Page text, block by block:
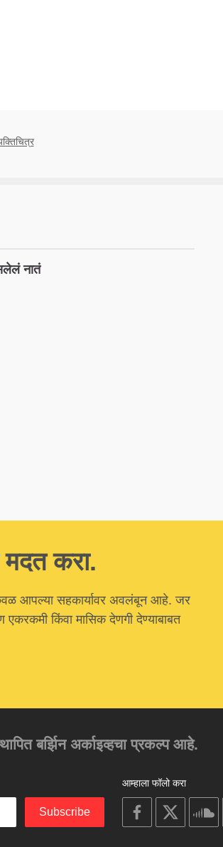
नातं
मदत करा.
आपल्या सहकार्यावर अवलंबून आहे. जर
किंवा मासिक देणगी देण्याबाबत
बर्झिन अर्काइव्हचा प्रकल्प आहे.
आम्हाला फॉलो करा
on
facebook
Subscribe